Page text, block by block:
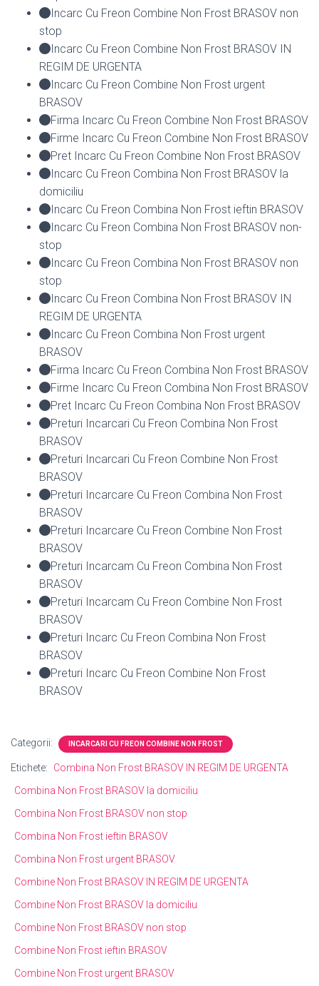
Incarc Cu Freon Combine Non Frost BRASOV non
stop
Incarc Cu Freon Combine Non Frost BRASOV IN
REGIM DE URGENTA
Incarc Cu Freon Combine Non Frost urgent
BRASOV
Firma Incarc Cu Freon Combine Non Frost BRASOV
Firme Incarc Cu Freon Combine Non Frost BRASOV
Pret Incarc Cu Freon Combine Non Frost BRASOV
Incarc Cu Freon Combina Non Frost BRASOV la
domiciliu
Incarc Cu Freon Combina Non Frost ieftin BRASOV
Incarc Cu Freon Combina Non Frost BRASOV non-
stop
Incarc Cu Freon Combina Non Frost BRASOV non
stop
Incarc Cu Freon Combina Non Frost BRASOV IN
REGIM DE URGENTA
Incarc Cu Freon Combina Non Frost urgent
BRASOV
Firma Incarc Cu Freon Combina Non Frost BRASOV
Firme Incarc Cu Freon Combina Non Frost BRASOV
Pret Incarc Cu Freon Combina Non Frost BRASOV
Preturi Incarcari Cu Freon Combina Non Frost
BRASOV
Preturi Incarcari Cu Freon Combine Non Frost
BRASOV
Preturi Incarcare Cu Freon Combina Non Frost
BRASOV
Preturi Incarcare Cu Freon Combine Non Frost
BRASOV
Preturi Incarcam Cu Freon Combina Non Frost
BRASOV
Preturi Incarcam Cu Freon Combine Non Frost
BRASOV
Preturi Incarc Cu Freon Combina Non Frost
BRASOV
Preturi Incarc Cu Freon Combine Non Frost
BRASOV
Categorii: INCARCARI CU FREON COMBINE NON FROST
Etichete:
Combina Non Frost BRASOV IN REGIM DE URGENTA
Combina Non Frost BRASOV la domiciliu
Combina Non Frost BRASOV non stop
Combina Non Frost ieftin BRASOV
Combina Non Frost urgent BRASOV
Combine Non Frost BRASOV IN REGIM DE URGENTA
Combine Non Frost BRASOV la domiciliu
Combine Non Frost BRASOV non stop
Combine Non Frost ieftin BRASOV
Combine Non Frost urgent BRASOV